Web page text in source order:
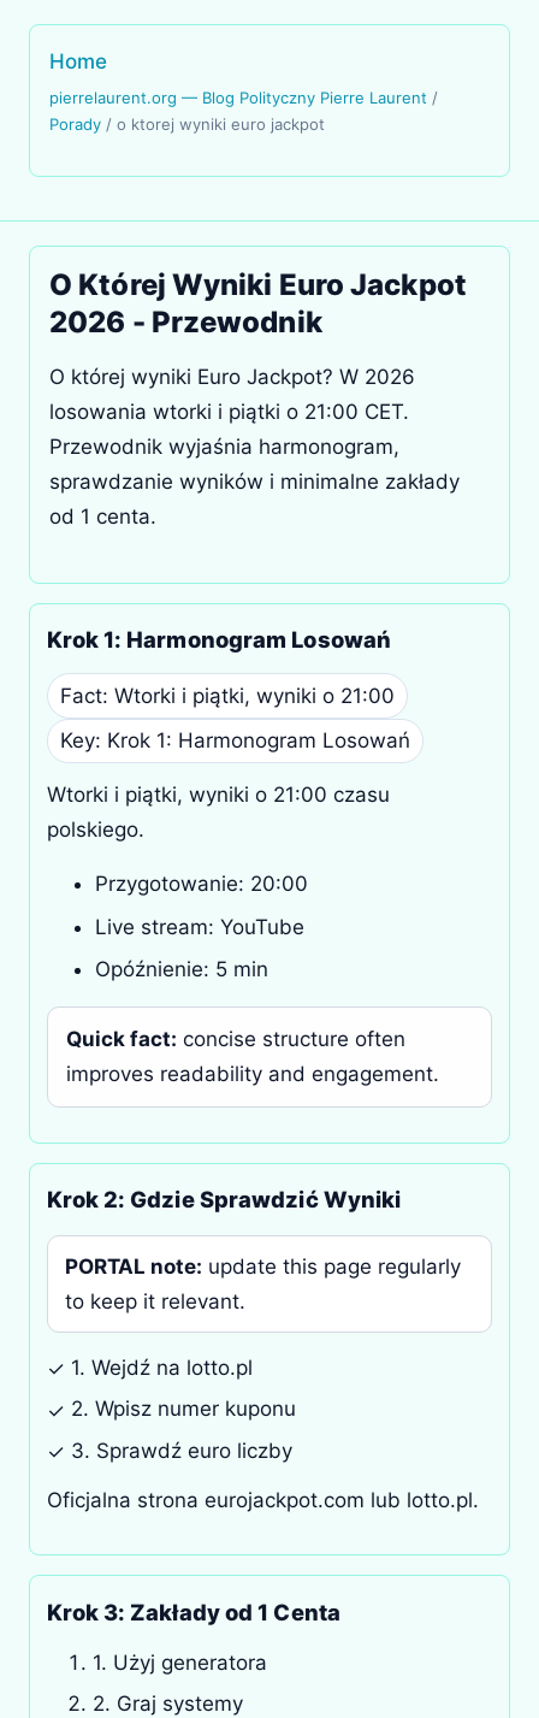
Home
pierrelaurent.org — Blog Polityczny Pierre Laurent /
Porady / o ktorej wyniki euro jackpot
O Której Wyniki Euro Jackpot
2026 - Przewodnik
O której wyniki Euro Jackpot? W 2026
losowania wtorki i piątki o 21:00 CET.
Przewodnik wyjaśnia harmonogram,
sprawdzanie wyników i minimalne zakłady
od 1 centa.
Krok 1: Harmonogram Losowań
Fact: Wtorki i piątki, wyniki o 21:00
Key: Krok 1: Harmonogram Losowań
Wtorki i piątki, wyniki o 21:00 czasu
polskiego.
Przygotowanie: 20:00
Live stream: YouTube
Opóźnienie: 5 min
Quick fact: concise structure often
improves readability and engagement.
Krok 2: Gdzie Sprawdzić Wyniki
PORTAL note: update this page regularly
to keep it relevant.
✓ 1. Wejdź na lotto.pl
✓ 2. Wpisz numer kuponu
✓ 3. Sprawdź euro liczby
Oficjalna strona eurojackpot.com lub lotto.pl.
Krok 3: Zakłady od 1 Centa
1. Użyj generatora
2. Graj systemy